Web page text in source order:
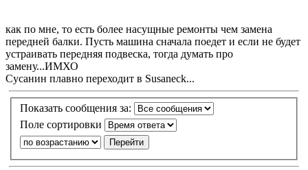
как по мне, то есть более насущные ремонты чем замена
передней балки. Пусть машина сначала поедет и если не будет
устраивать передняя подвеска, тогда думать про
замену...ИМХО
Сусанин плавно переходит в Susaneck...
Показать сообщения за:
Поле сортировки